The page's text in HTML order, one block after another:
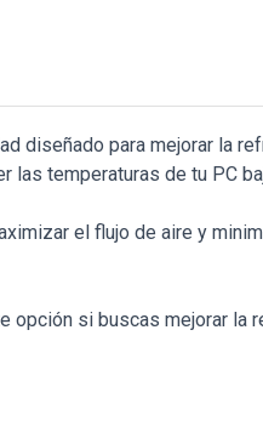
diseñado para mejorar la
las temperaturas de tu PC
el flujo de aire y
opción si buscas mejorar